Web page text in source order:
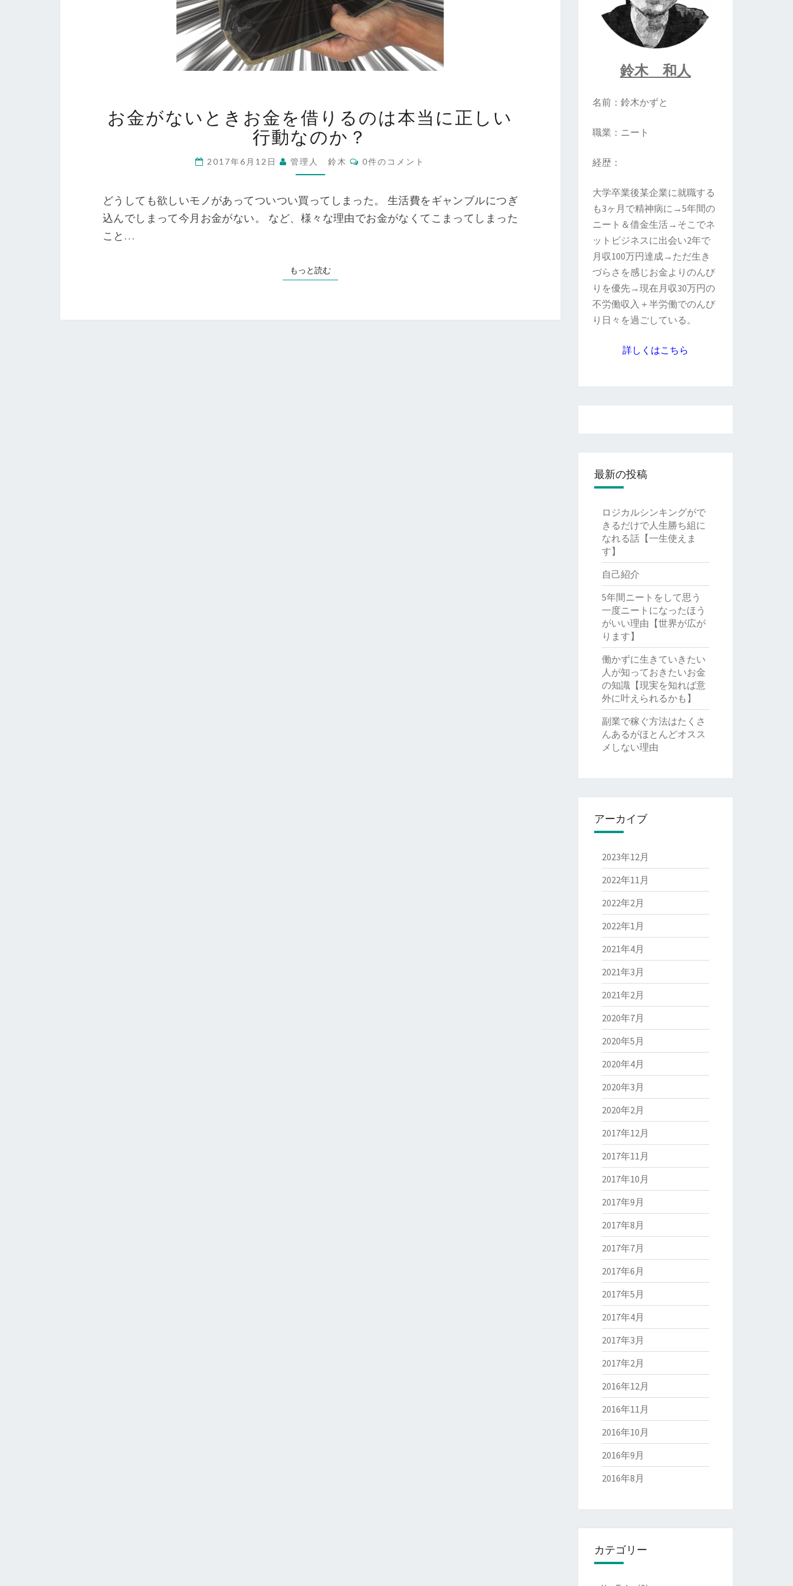
金
が
な
い
と
お
金
り
る
本
お金がないときお金を借りるのは本当に正しい
行動なのか？
2017年6月12日 管理人 鈴木
コ
メ
0件のコメント
どうしても欲しいモノがあってついつい買ってしまった。 生活費をギャンブルにつぎ
込んでしまって今月お金がない。 など、様々な理由でお金がなくてこまってしまった
こと…
もっと読むもっと読む
鈴木 和人
名前：鈴木かずと
職業：ニート
経歴：
大学卒業後某企業に就職する
も3ヶ月で精神病に→5年間の
ニート＆借金生活→そこでネ
ットビジネスに出会い2年で
月収100万円達成→ただ生き
づらさを感じお金よりのんび
りを優先→現在月収30万円の
不労働収入＋半労働でのんび
り日々を過ごしている。
詳しくはこちら
最新の投稿
ロジカルシンキングがで
きるだけで人生勝ち組に
なれる話【一生使えま
す】
自己紹介
5年間ニートをして思う
一度ニートになったほう
がいい理由【世界が広が
ります】
働かずに生きていきたい
人が知っておきたいお金
の知識【現実を知れば意
外に叶えられるかも】
副業で稼ぐ方法はたくさ
んあるがほとんどオスス
メしない理由
アーカイブ
2023年12月
2022年11月
2022年2月
2022年1月
2021年4月
2021年3月
2021年2月
2020年7月
2020年5月
2020年4月
2020年3月
2020年2月
2017年12月
2017年11月
2017年10月
2017年9月
2017年8月
2017年7月
2017年6月
2017年5月
2017年4月
2017年3月
2017年2月
2016年12月
2016年11月
2016年10月
2016年9月
2016年8月
カテゴリー